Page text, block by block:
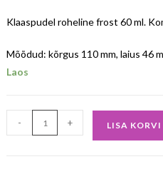
Klaaspudel roheline frost 60 ml.
Mõõdud: kõrgus 110 mm, laius 46
Laos
- + LISA KORVI